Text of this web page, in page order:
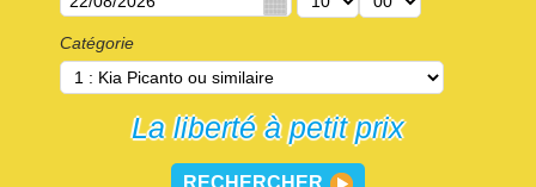
Contact
Catégorie
La liberté à petit prix